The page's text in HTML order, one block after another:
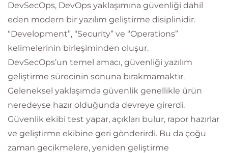
DevSecOps, DevOps yaklaşımına güvenliği dahil
eden modern bir yazılım geliştirme disiplinidir.
“Development”, “Security” ve “Operations”
kelimelerinin birleşiminden oluşur.
DevSecOps’un temel amacı, güvenliği yazılım
geliştirme sürecinin sonuna bırakmamaktır.
Geleneksel yaklaşımda güvenlik genellikle ürün
neredeyse hazır olduğunda devreye girerdi.
Güvenlik ekibi test yapar, açıkları bulur, rapor hazırlar
ve geliştirme ekibine geri gönderirdi. Bu da çoğu
zaman gecikmelere, yeniden geliştirme